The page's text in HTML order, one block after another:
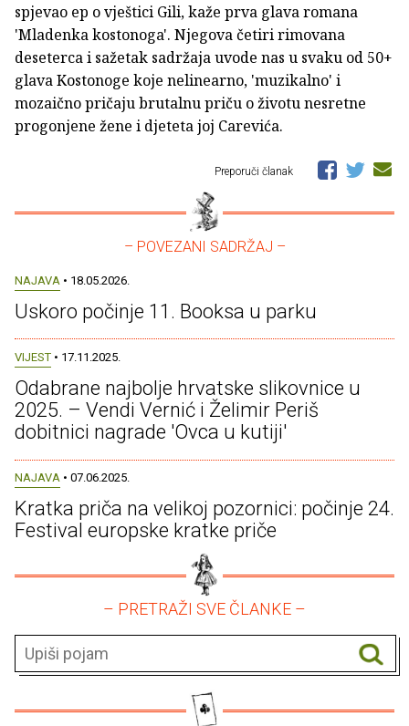
spjevao ep o vještici Gili, kaže prva glava romana
'Mladenka kostonoga'. Njegova četiri rimovana
deseterca i sažetak sadržaja uvode nas u svaku od 50+
glava Kostonoge koje nelinearno, 'muzikalno' i
mozaično pričaju brutalnu priču o životu nesretne
progonjene žene i djeteta joj Carevića.
Preporuči članak
– POVEZANI SADRŽAJ –
NAJAVA • 18.05.2026.
Uskoro počinje 11. Booksa u parku
VIJEST • 17.11.2025.
Odabrane najbolje hrvatske slikovnice u
2025. – Vendi Vernić i Želimir Periš
dobitnici nagrade 'Ovca u kutiji'
NAJAVA • 07.06.2025.
Kratka priča na velikoj pozornici: počinje 24.
Festival europske kratke priče
– PRETRAŽI SVE ČLANKE –